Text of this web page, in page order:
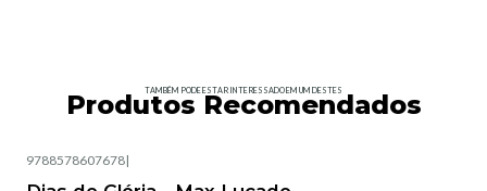
TAMBÉM PODE ESTAR INTERESSADO EM UM DESTES
Produtos Recomendados
9788578607678|